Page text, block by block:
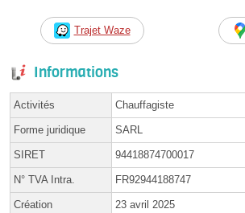
Trajet Waze
Informations
Activités Chauffagiste
Forme juridique SARL
SIRET 94418874700017
N° TVA Intra. FR92944188747
Création 23 avril 2025